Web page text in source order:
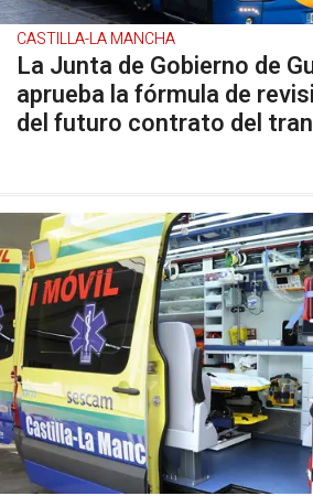
CASTILLA-LA MANCHA
La Junta de Gobierno de
aprueba la fórmula de
del futuro contrato del